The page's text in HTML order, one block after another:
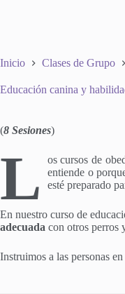
Inicio Clases de Grupo
Educación canina y
(8 Sesiones)
L os cursos de
entiende o
esté preparado
En nuestro curso de
adecuada con otros perros
Instruimos a las personas en